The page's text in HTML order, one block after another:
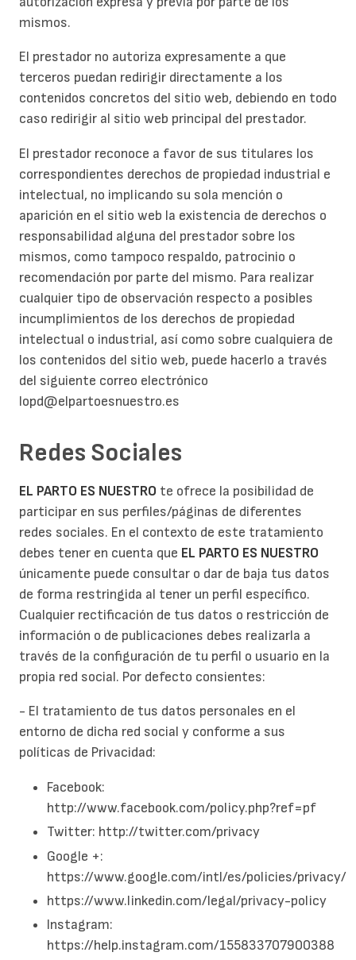
mismos.
El prestador no autoriza expresamente a que
terceros puedan redirigir directamente a los
contenidos concretos del sitio web, debiendo en todo
caso redirigir al sitio web principal del prestador.
El prestador reconoce a favor de sus titulares los
correspondientes derechos de propiedad industrial e
intelectual, no implicando su sola mención o
aparición en el sitio web la existencia de derechos o
responsabilidad alguna del prestador sobre los
mismos, como tampoco respaldo, patrocinio o
recomendación por parte del mismo. Para realizar
cualquier tipo de observación respecto a posibles
incumplimientos de los derechos de propiedad
intelectual o industrial, así como sobre cualquiera de
los contenidos del sitio web, puede hacerlo a través
del siguiente correo electrónico
lopd@elpartoesnuestro.es
Redes Sociales
EL PARTO ES NUESTRO te ofrece la posibilidad de
participar en sus perfiles/páginas de diferentes
redes sociales. En el contexto de este tratamiento
debes tener en cuenta que EL PARTO ES NUESTRO
únicamente puede consultar o dar de baja tus datos
de forma restringida al tener un perfil específico.
Cualquier rectificación de tus datos o restricción de
información o de publicaciones debes realizarla a
través de la configuración de tu perfil o usuario en la
propia red social. Por defecto consientes:
- El tratamiento de tus datos personales en el
entorno de dicha red social y conforme a sus
políticas de Privacidad:
Facebook:
http://www.facebook.com/policy.php?ref=pf
Twitter: http://twitter.com/privacy
Google +:
https://www.google.com/intl/es/policies/privacy/
https://www.linkedin.com/legal/privacy-policy
Instagram:
https://help.instagram.com/155833707900388